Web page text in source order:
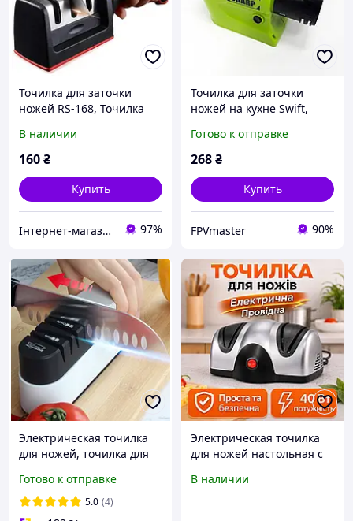
Точилка для заточки
ножей RS-168, Точилка
Приспособление заточки
AF-60
В наличии
160₴
Купить
Інтернет-магазин підгузників та побутової хімії VIKI Home 97%
Точилка для заточки
ножей на кухне Swift,
точилка для ножей,
Ножницы ручная заточка
Готово к отправке
268₴
Купить
FPVmaster 90%
Электрическая точилка
для ножей, точилка для
автоматическая, питание
220 Вольт
Готово к отправке
5.0 (4)
Электрическая точилка
для ножей настольная с
универсальная бытовая
В наличии